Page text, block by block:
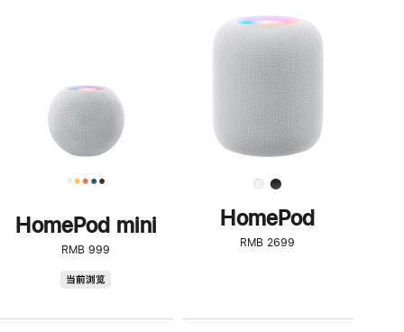
HomePod mini
RMB 999
当前浏览
步
了
解
HomePod<
HomePod
RMB 2699